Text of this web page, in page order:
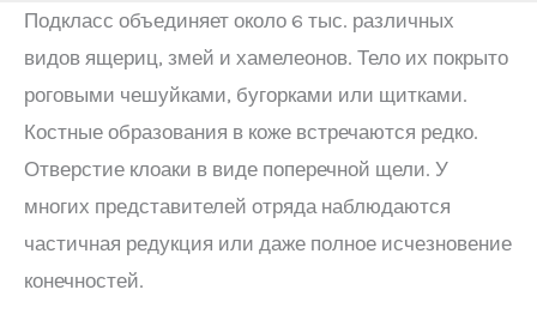
Подкласс объединяет около 6 тыс. различных
видов ящериц, змей и хамелеонов. Тело их покрыто
роговыми чешуйками, бугорками или щитками.
Костные образования в коже встречаются редко.
Отверстие клоаки в виде поперечной щели. У
многих представителей отряда наблюдаются
частичная редукция или даже полное исчезновение
конечностей.